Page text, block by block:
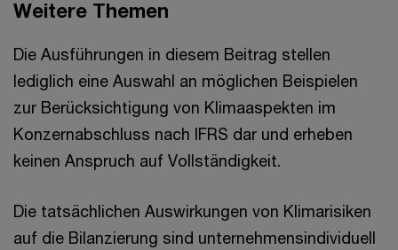
Weitere Themen
Die Ausführungen in diesem Beitrag stellen
lediglich eine Auswahl an möglichen Beispielen
zur Berücksichtigung von Klimaaspekten im
Konzernabschluss nach IFRS dar und erheben
keinen Anspruch auf Vollständigkeit.
Die tatsächlichen Auswirkungen von Klimarisiken
auf die Bilanzierung sind unternehmensindividuell